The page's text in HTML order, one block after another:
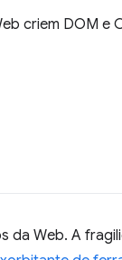
criem DOM e
Web. A